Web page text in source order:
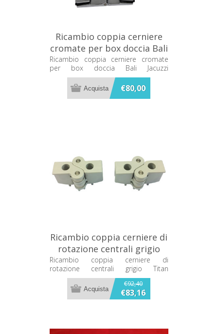
Ricambio coppia cerniere
cromate per box doccia Bali
Jacuzzi 720208140
Ricambio coppia cerniere cromate
per box doccia Bali Jacuzzi
720208140
€80,00
Ricambio coppia cerniere di
rotazione centrali grigio
Titan CADAP2GR15
Ricambio coppia cerniere di
rotazione centrali grigio Titan
CADAP2GR15
€92,40
€83,16